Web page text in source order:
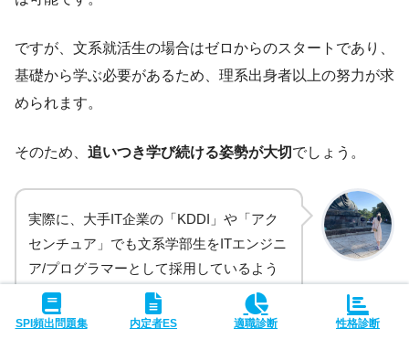
ですが、文系就活生の場合はゼロからのスタートであり、
基礎から学ぶ必要があるため、理系出身者以上の努力が求
められます。
そのため、 追いつき学び続ける姿勢が大切 でしょう。
実際に、大手IT企業の「KDDI」や「アク
センチュア」でも文系学部生をITエンジニ
ア/プログラマーとして採用しているよう
です。
「就活の教科
書」編集部 片岡
SPI頻出問題集 内定者ES 適職診断 性格診断